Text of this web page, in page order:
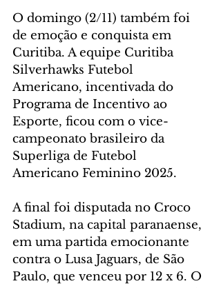
O domingo (2/11) também foi
de emoção e conquista em
Curitiba. A equipe Curitiba
Silverhawks Futebol
Americano, incentivada do
Programa de Incentivo ao
Esporte, ficou com o vice-
campeonato brasileiro da
Superliga de Futebol
Americano Feminino 2025.
A final foi disputada no Croco
Stadium, na capital paranaense,
em uma partida emocionante
contra o Lusa Jaguars, de São
Paulo, que venceu por 12 x 6. O